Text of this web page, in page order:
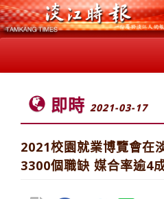
即時 2021-03-17
2021校園就業博覽會在
3300個職缺 媒合率逾4